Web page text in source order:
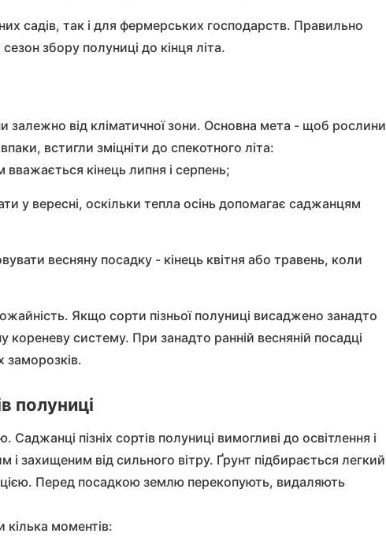
садів, так і для фермерських господарств. Правильно
збору полуниці до кінця літа.
залежно від кліматичної зони. Основна мета - щоб рослини
встигли зміцніти до спекотного літа:
кінець липня і серпень;
у вересні, оскільки тепла осінь допомагає саджанцям
весняну посадку - кінець квітня або травень, коли
Якщо сорти пізньої полуниці висаджено занадто
систему. При занадто ранній весняній посадці
заморозків.
полуниці
Саджанці пізніх сортів полуниці вимогливі до освітлення і
і захищеним від сильного вітру. Ґрунт підбирається легкий
Перед посадкою землю перекопують, видаляють
моментів: